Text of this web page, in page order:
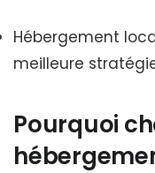
Hébergement
meilleure
Pourquoi